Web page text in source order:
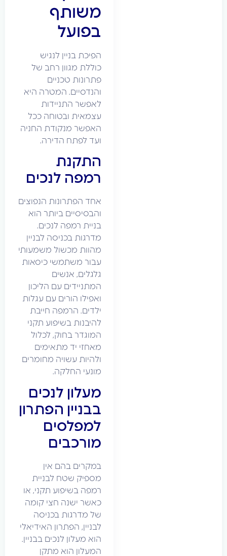
משותף
בפועל
הפיכת בניין לנגיש
כוללת מגוון רחב של
פתרונות טכניים
והנדסיים. המטרה היא
לאפשר התניידות
עצמאית ובטוחה ככל
האפשר מנקודת החניה
ועד לפתח הדירה.
התקנת
רמפה לנכים
אחד הפתרונות הנפוצים
והבסיסיים ביותר הוא
בניית רמפה לנכים.
מדרגות בכניסה לבניין
מהוות מכשול משמעותי
עבור משתמשי כיסאות
גלגלים, אנשים
המתניידים עם הליכון
ואפילו הורים עם עגלות
ילדים. הרמפה חייבת
להיבנות בשיפוע תקני
המוגדר בחוק, לכלול
מאחזי יד מתאימים
ולהיות עשויה מחומרים
מונעי החלקה.
מעלון לנכים
בבניין הפתרון
למפלסים
מורכבים
במקרים בהם אין
מספיק שטח לבניית
רמפה בשיפוע תקני, או
כאשר ישנה חצי קומה
של מדרגות בכניסה
לבניין, הפתרון האידיאלי
הוא מעלון לנכים בבניין.
המעלון הוא מתקן